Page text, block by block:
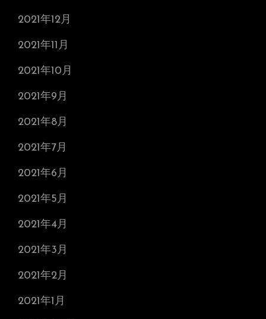
2021年12月
2021年11月
2021年10月
2021年9月
2021年8月
2021年7月
2021年6月
2021年5月
2021年4月
2021年3月
2021年2月
2021年1月